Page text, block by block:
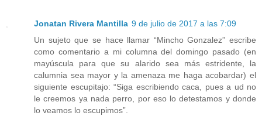
Jonatan Rivera Mantilla 9 de julio de 2017 a las 7:09
Un sujeto que se hace llamar “Mincho Gonzalez” escribe
como comentario a mi columna del domingo pasado (en
mayúscula para que su alarido sea más estridente, la
calumnia sea mayor y la amenaza me haga acobardar) el
siguiente escupitajo: “Siga escribiendo caca, pues a ud no
le creemos ya nada perro, por eso lo detestamos y donde
lo veamos lo escupimos”.